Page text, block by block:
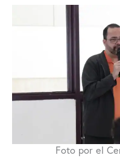
Foto por el